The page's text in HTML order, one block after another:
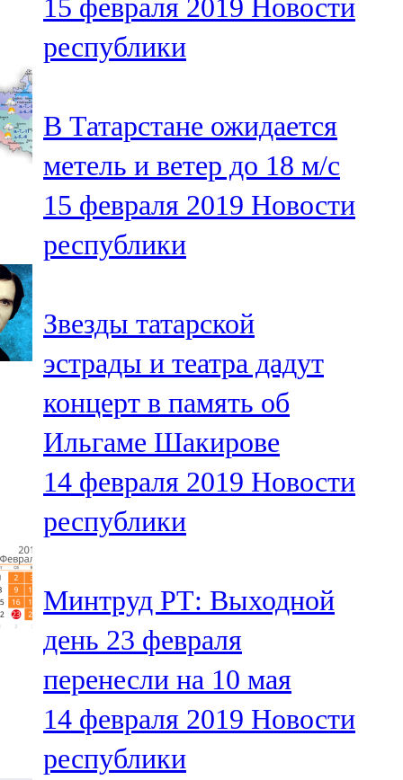
15 февраля 2019 Новости
республики
В Татарстане ожидается
метель и ветер до 18 м/с
15 февраля 2019 Новости
республики
Звезды татарской
эстрады и театра дадут
концерт в память об
Ильгаме Шакирове
14 февраля 2019 Новости
республики
Минтруд РТ: Выходной
день 23 февраля
перенесли на 10 мая
14 февраля 2019 Новости
республики